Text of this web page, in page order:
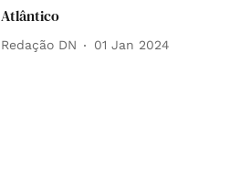
Atlântico
Redação DN 01 Jan 2024